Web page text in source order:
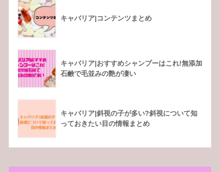
キャバリア|コンテンツまとめ
キャバリア|おすすめシャンプーはこれ!無添加
石鹸で毛並みの艶が凄い
キャバリア|斜視の子が多い?斜視について知
っておきたい目の情報まとめ